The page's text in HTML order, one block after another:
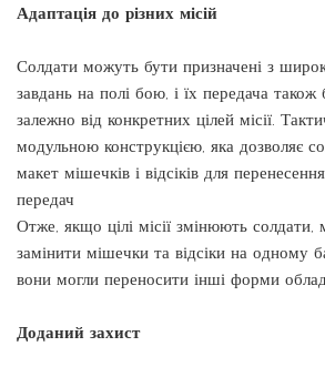
Адаптація до різних місій
Солдати можуть бути призначені з
завдань на полі бою, і їх передача також
залежно від конкретних цілей місії.
модульною конструкцією, яка дозволяє
макет мішечків і відсіків для
передач
Отже, якщо цілі місії змінюють
замінити мішечки та відсіки на одному
вони могли переносити інші форми
Доданий захист